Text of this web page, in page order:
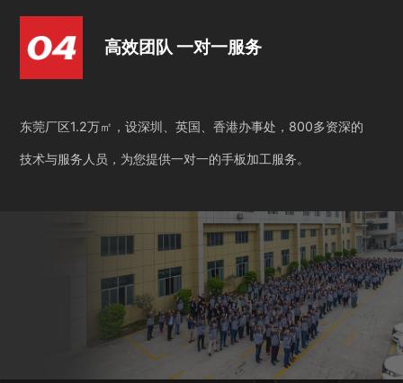
高效团队 一对一服务
东莞厂区1.2万㎡，设深圳、英国、香港办事处，800多资深的
技术与服务人员，为您提供一对一的手板加工服务。